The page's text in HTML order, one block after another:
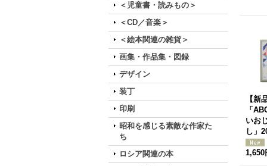
＜児童書・読みもの＞
＜CD／音楽＞
＜絵本関連の雑貨＞
画集・作品集・図録
デザイン
装丁
印刷
昭和を感じる素敵な作家た
ち
ロシア関連の本
【新
「
いお
し」
1,650